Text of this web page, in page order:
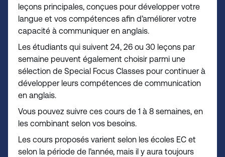
leçons principales, conçues pour développer votre
langue et vos compétences afin d’améliorer votre
capacité à communiquer en anglais.
Les étudiants qui suivent 24, 26 ou 30 leçons par
semaine peuvent également choisir parmi une
sélection de Special Focus Classes pour continuer à
développer leurs compétences de communication
en anglais.
Vous pouvez suivre ces cours de 1 à 8 semaines, en
les combinant selon vos besoins.
Les cours proposés varient selon les écoles EC et
selon la période de l’année, mais il y aura toujours